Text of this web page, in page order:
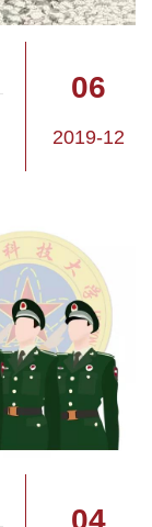
06
2019-12
04